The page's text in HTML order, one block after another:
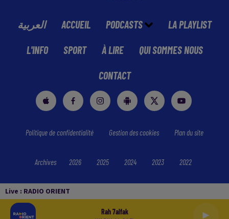
Live : RADIO ORIENT
Rah 7alfak
العربية ACCUEIL PODCASTS LA PLAYLIST
L'INFO SPORT À LIRE QUI SOMMES NOUS
CONTACT
Politique de confidentialité Gestion des cookies Plan du site
Archives 2026 2025 2024 2023 2022